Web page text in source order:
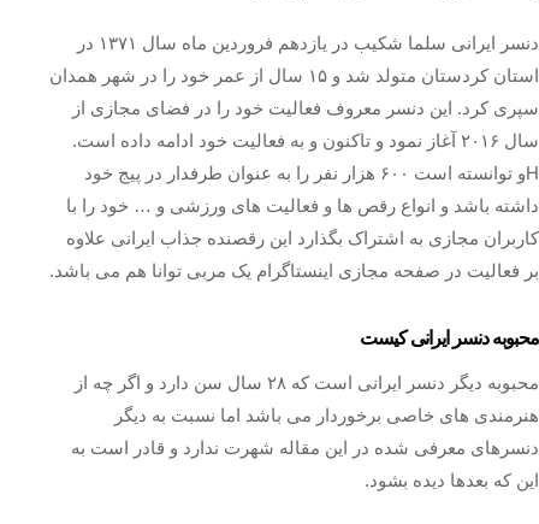
دنسر ایرانی سلما شکیب در یازدهم فروردین ماه سال ۱۳۷۱ در
استان کردستان متولد شد و ۱۵ سال از عمر خود را در شهر همدان
سپری کرد. این دنسر معروف فعالیت خود را در فضای مجازی از
سال ۲۰۱۶ آغاز نمود و تاکنون و به فعالیت خود ادامه داده است.
Hو توانسته است ۶۰۰ هزار نفر را به عنوان طرفدار در پیج خود
داشته باشد و انواع رقص ها و فعالیت های ورزشی و … خود را با
کاربران مجازی به اشتراک بگذارد این رقصنده جذاب ایرانی علاوه
بر فعالیت در صفحه مجازی اینستاگرام یک مربی توانا هم می باشد.
محبوبه دنسر ایرانی کیست
محبوبه دیگر دنسر ایرانی است که ۲۸ سال سن دارد و اگر چه از
هنرمندی های خاصی برخوردار می باشد اما نسبت به دیگر
دنسرهای معرفی شده در این مقاله شهرت ندارد و قادر است به
این که بعدها دیده بشود.